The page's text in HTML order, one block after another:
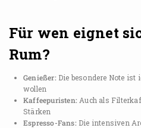
Für wen eignet
Rum?
Genießer: Die besondere Note ist
wollen
Kaffeepuristen: Auch als
Stärken
Espresso-Fans: Die intensiven